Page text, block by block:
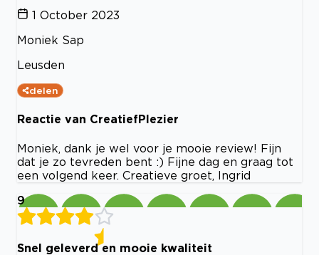
1 October 2023
Moniek Sap
Leusden
delen
Reactie van CreatiefPlezier
Moniek, dank je wel voor je mooie review! Fijn
dat je zo tevreden bent :) Fijne dag en graag tot
een volgend keer. Creatieve groet, Ingrid
9
Snel geleverd en mooie kwaliteit